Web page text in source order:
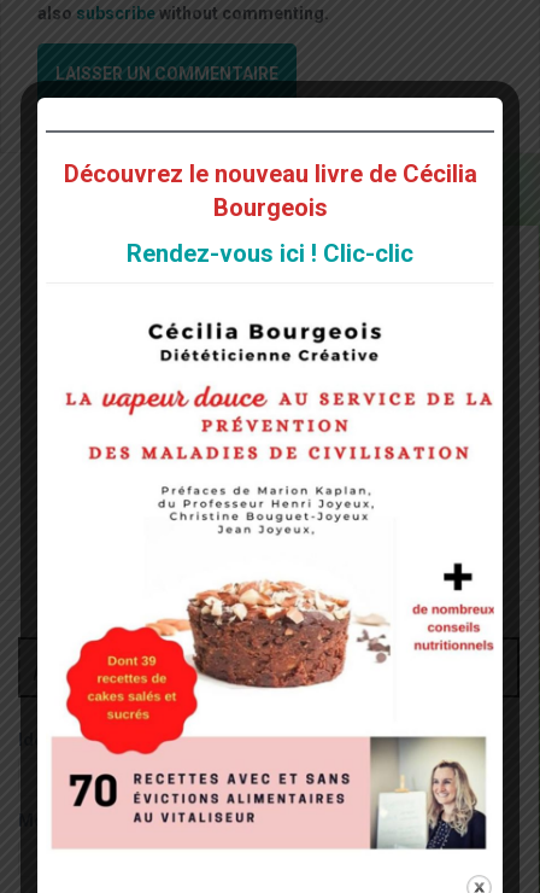
also subscribe without commenting.
Administrateur
Identifiant:
Découvrez le nouveau livre de Cécilia
Bourgeois
Rendez-vous ici ! Clic-clic